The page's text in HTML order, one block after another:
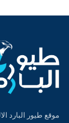
موقع طيور البارد